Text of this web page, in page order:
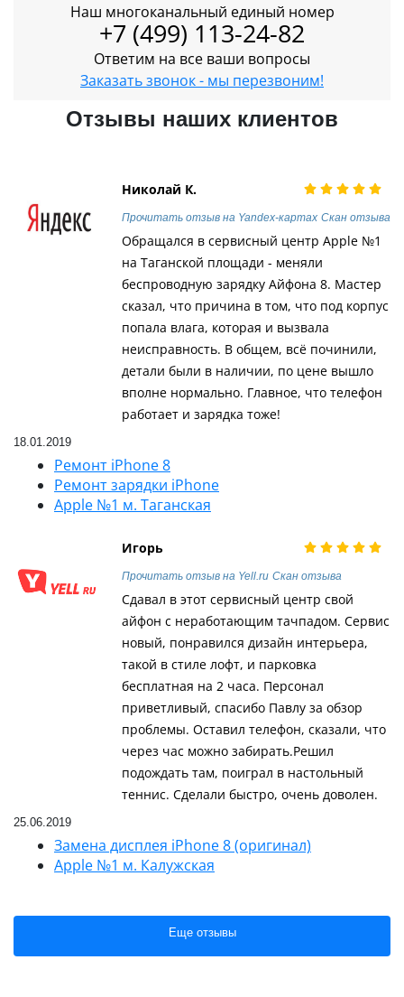
Наш многоканальный единый номер
+7 (499) 113-24-82
Ответим на все ваши вопросы
Заказать звонок - мы перезвоним!
Отзывы наших клиентов
Николай К.
Прочитать отзыв на Yandex-картах Скан отзыва
Обращался в сервисный центр Apple №1
на Таганской площади - меняли
беспроводную зарядку Айфона 8. Мастер
сказал, что причина в том, что под корпус
попала влага, которая и вызвала
неисправность. В общем, всё починили,
детали были в наличии, по цене вышло
вполне нормально. Главное, что телефон
работает и зарядка тоже!
18.01.2019
Ремонт iPhone 8
Ремонт зарядки iPhone
Apple №1 м. Таганская
Игорь
Прочитать отзыв на Yell.ru Скан отзыва
Сдавал в этот сервисный центр свой
айфон с неработающим тачпадом. Сервис
новый, понравился дизайн интерьера,
такой в стиле лофт, и парковка
бесплатная на 2 часа. Персонал
приветливый, спасибо Павлу за обзор
проблемы. Оставил телефон, сказали, что
через час можно забирать.Решил
подождать там, поиграл в настольный
теннис. Сделали быстро, очень доволен.
25.06.2019
Замена дисплея iPhone 8 (оригинал)
Apple №1 м. Калужская
Еще отзывы